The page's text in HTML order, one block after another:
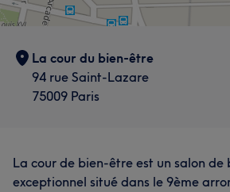
Méticuleux/euse 5
La cour du bien-être
94 rue Saint-Lazare
75009 Paris
La cour de bien-être est un salon de
exceptionnel situé dans le 9ème